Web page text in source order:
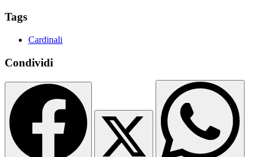
Tags
Cardinali
Condividi